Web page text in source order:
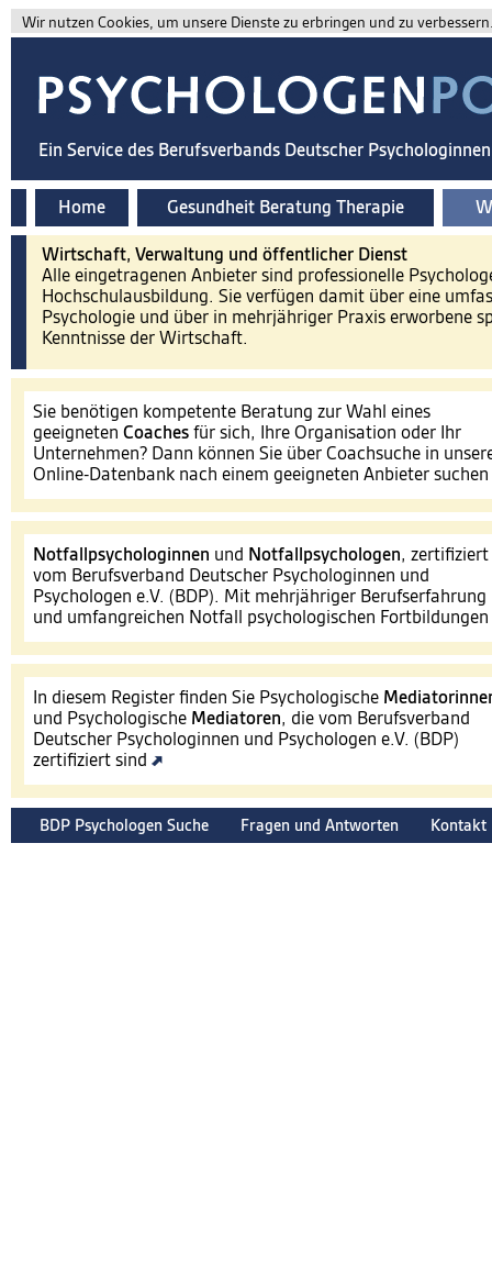
Wir nutzen Cookies, um unsere Dienste zu erbringen und zu
Ein Service des Berufsverbands Deutscher
Home Gesundheit Beratung Therapie
Wirtschaft, Verwaltung und öffentlicher Dienst
Alle eingetragenen Anbieter sind professionelle
Hochschulausbildung. Sie verfügen damit über eine
Psychologie und über in mehrjähriger Praxis erworbene
Kenntnisse der Wirtschaft.
Sie benötigen kompetente Beratung zur Wahl eines
geeigneten Coaches für sich, Ihre Organisation oder Ihr
Unternehmen? Dann können Sie über Coachsuche in
Online-Datenbank nach einem geeigneten Anbieter suchen
Notfallpsychologinnen und Notfallpsychologen, zertifiziert
vom Berufsverband Deutscher Psychologinnen und
Psychologen e.V. (BDP). Mit mehrjähriger Berufserfahrung
und umfangreichen Notfall psychologischen Fortbildungen
In diesem Register finden Sie Psychologische
und Psychologische Mediatoren, die vom Berufsverband
Deutscher Psychologinnen und Psychologen e.V. (BDP)
zertifiziert sind
BDP Psychologen Suche Fragen und Antworten Kontakt